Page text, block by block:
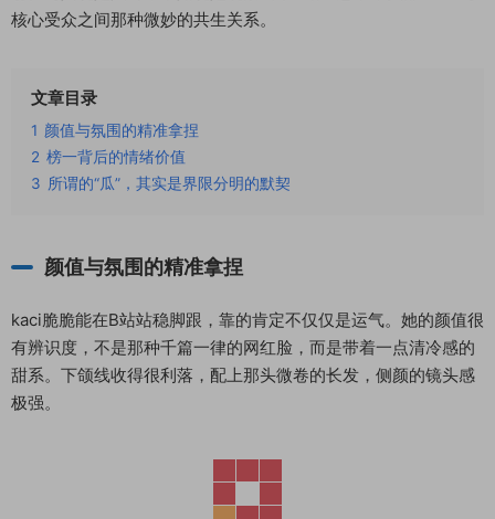
核心受众之间那种微妙的共生关系。
文章目录
1 颜值与氛围的精准拿捏
2 榜一背后的情绪价值
3 所谓的“瓜”，其实是界限分明的默契
颜值与氛围的精准拿捏
kaci脆脆能在B站站稳脚跟，靠的肯定不仅仅是运气。她的颜值很
有辨识度，不是那种千篇一律的网红脸，而是带着一点清冷感的
甜系。下颌线收得很利落，配上那头微卷的长发，侧颜的镜头感
极强。